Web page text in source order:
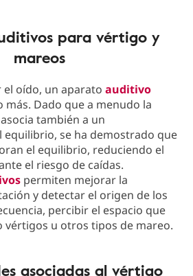
para vértigo y
mareos
oído, un aparato auditivo
más. Dado que a menudo la
también a un
se ha demostrado que
el equilibrio, reduciendo el
el riesgo de caídas.
permiten mejorar la
y detectar el origen de los
percibir el espacio que
vértigos u otros tipos de mareo.
asociadas al vértigo